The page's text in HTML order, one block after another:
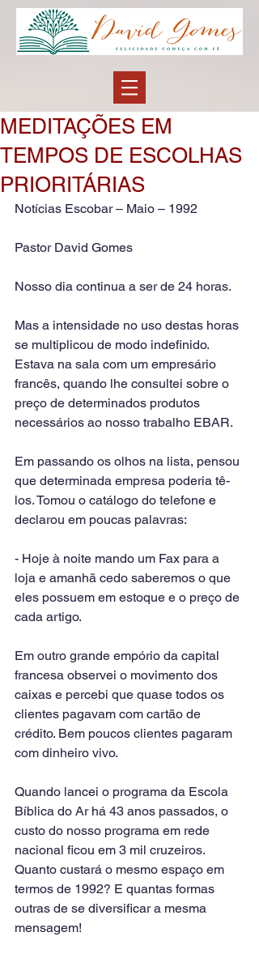
MEDITAÇÕES EM
TEMPOS DE ESCOLHAS
PRIORITÁRIAS
Notícias Escobar – Maio – 1992
Pastor David Gomes
Nosso dia continua a ser de 24 horas.
Mas a intensidade no uso destas horas
se multiplicou de modo indefinido.
Estava na sala com um empresário
francês, quando lhe consultei sobre o
preço de determinados produtos
necessários ao nosso trabalho EBAR.
Em passando os olhos na lista, pensou
que determinada empresa poderia tê-
los. Tomou o catálogo do telefone e
declarou em poucas palavras:
- Hoje à noite mando um Fax para a
loja e amanhã cedo saberemos o que
eles possuem em estoque e o preço de
cada artigo.
Em outro grande empório da capital
francesa observei o movimento dos
caixas e percebi que quase todos os
clientes pagavam com cartão de
crédito. Bem poucos clientes pagaram
com dinheiro vivo.
Quando lancei o programa da Escola
Bíblica do Ar há 43 anos passados, o
custo do nosso programa em rede
nacional ficou em 3 mil cruzeiros.
Quanto custará o mesmo espaço em
termos de 1992? E quantas formas
outras de se diversificar a mesma
mensagem!